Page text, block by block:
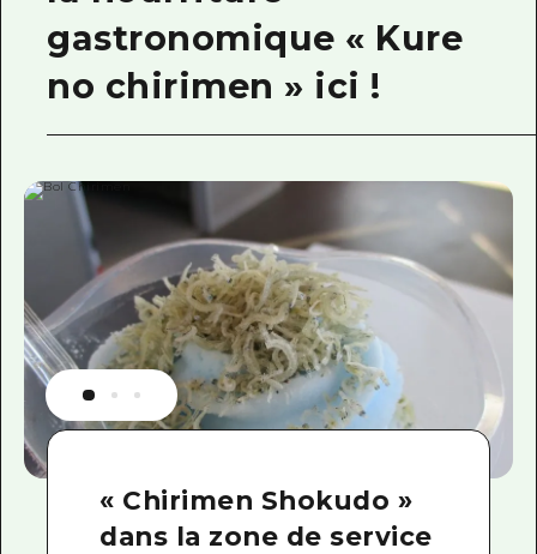
gastronomique « Kure
no chirimen » ici !
« Chirimen Shokudo »
dans la zone de service